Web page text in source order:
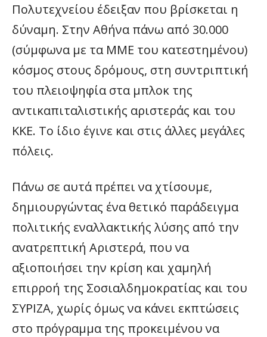
Πολυτεχνείου έδειξαν που βρίσκεται η
δύναμη. Στην Αθήνα πάνω από 30.000
(σύμφωνα με τα ΜΜΕ του κατεστημένου)
κόσμος στους δρόμους, στη συντριπτική
του πλειοψηφία στα μπλοκ της
αντικαπιταλιστικής αριστεράς και του
ΚΚΕ. Το ίδιο έγινε και στις άλλες μεγάλες
πόλεις.
Πάνω σε αυτά πρέπει να χτίσουμε,
δημιουργώντας ένα θετικό παράδειγμα
πολιτικής εναλλακτικής λύσης από την
ανατρεπτική Αριστερά, που να
αξιοποιήσει την κρίση και χαμηλή
επιρροή της Σοσιαλδημοκρατίας και του
ΣΥΡΙΖΑ, χωρίς όμως να κάνει εκπτώσεις
στο πρόγραμμα της προκειμένου να